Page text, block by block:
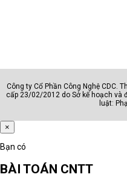
Công ty Cổ Phần Công Nghệ CDC.
cấp 23/02/2012 do Sở kế hoạch và
luật:
×
Bạn có
BÀI TOÁN CNTT